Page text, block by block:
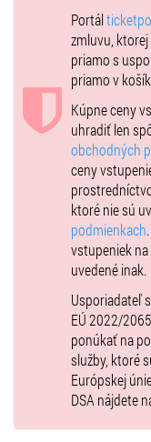
Portál
zmluvu,
priamo s
priamo v
Kúpne ceny
uhradiť len
obchodných
ceny
ktoré nie sú
podmienkach
vstupeniek
uvedené inak.
Usporiadateľ
EÚ 2022/
ponúkať na
služby, ktoré
Európskej
DSA nájdete